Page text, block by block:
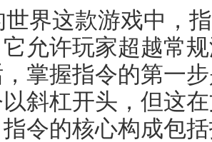
世界这款游戏中，
允许玩家超越常
掌握指令的第一
以斜杠开头，但这
令的核心构成包